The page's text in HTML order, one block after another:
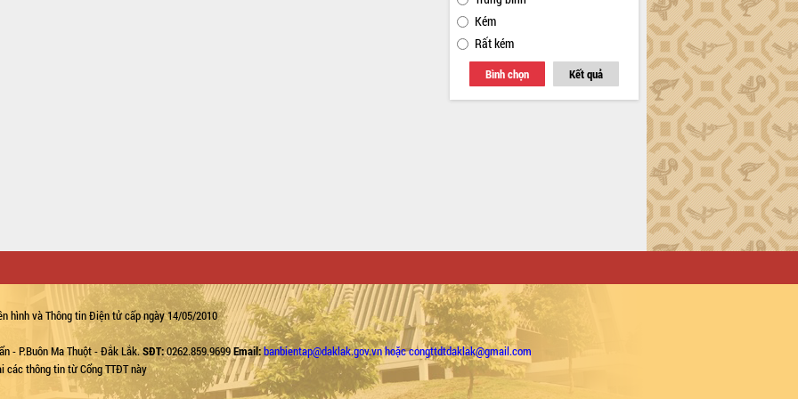
Kém
Rất kém
Bình chọn Kết quả
hình và Thông tin Điện tử cấp ngày 14/05/2010
- P.Buôn Ma Thuột - Đắk Lắk.SĐT:0262.859.9699Email:banbientap@daklak.gov.vn hoặc congttdtdaklak@gmail.com
các thông tin từ Cổng TTĐT này